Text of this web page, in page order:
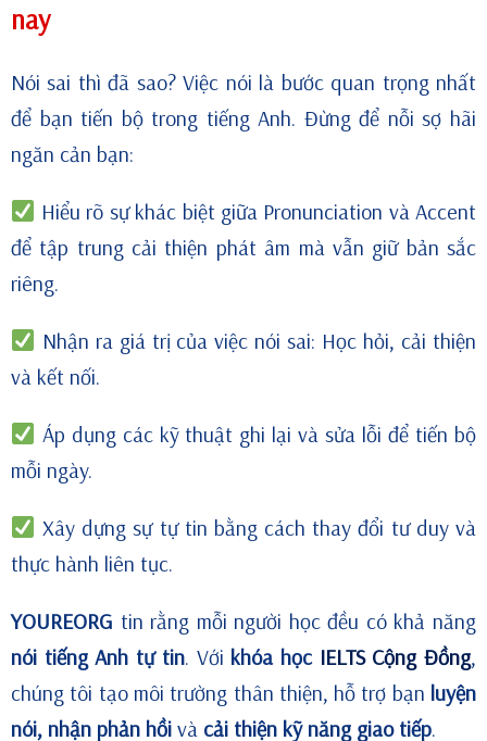
nay
Nói sai thì đã sao? Việc nói là bước quan trọng nhất
để bạn tiến bộ trong tiếng Anh. Đừng để nỗi sợ hãi
ngăn cản bạn:
Hiểu rõ sự khác biệt giữa Pronunciation và Accent
để tập trung cải thiện phát âm mà vẫn giữ bản sắc
riêng.
Nhận ra giá trị của việc nói sai: Học hỏi, cải thiện
và kết nối.
Áp dụng các kỹ thuật ghi lại và sửa lỗi để tiến bộ
mỗi ngày.
Xây dựng sự tự tin bằng cách thay đổi tư duy và
thực hành liên tục.
YOUREORG tin rằng mỗi người học đều có khả năng
nói tiếng Anh tự tin. Với khóa học IELTS Cộng Đồng,
chúng tôi tạo môi trường thân thiện, hỗ trợ bạn luyện
nói, nhận phản hồi và cải thiện kỹ năng giao tiếp.